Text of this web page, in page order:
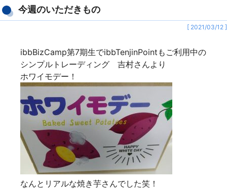
今週のいただきもの
[ 2021/03/12 ]
ibbBizCamp第7期生でibbTenjinPointもご利用中の
シンプルトレーディング 吉村さんより
ホワイモデー！
なんとリアルな焼き芋さんでした笑！